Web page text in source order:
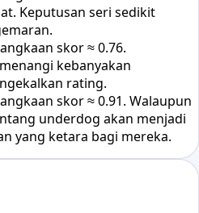
Keputusan seri sedikit
skor ≈ 0.76.
kebanyakan
rating.
skor ≈ 0.91. Walaupun
underdog akan menjadi
yang ketara bagi mereka.